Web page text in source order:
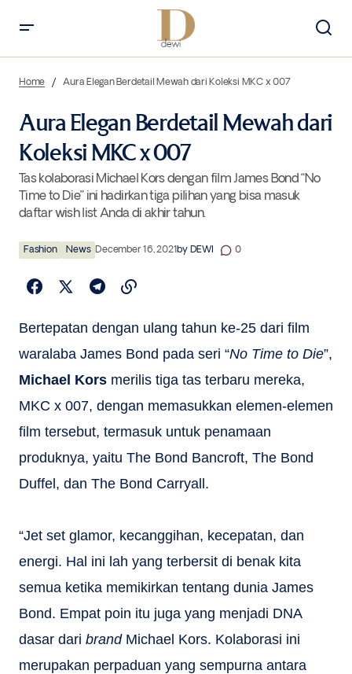
Home Aura Elegan Berdetail Mewah dari Koleksi MKC x 007
Aura Elegan Berdetail Mewah dari
Koleksi MKC x 007
Tas kolaborasi Michael Kors dengan film James Bond “No
Time to Die” ini hadirkan tiga pilihan yang bisa masuk
daftar wish list Anda di akhir tahun.
Fashion News December 16, 2021by DEWI 0
Bertepatan dengan ulang tahun ke-25 dari film
waralaba James Bond pada seri “No Time to Die”,
Michael Kors merilis tiga tas terbaru mereka,
MKC x 007, dengan memasukkan elemen-elemen
film tersebut, termasuk untuk penamaan
produknya, yaitu The Bond Bancroft, The Bond
Duffel, dan The Bond Carryall.
“Jet set glamor, kecanggihan, kecepatan, dan
energi. Hal ini lah yang terbersit di benak kita
semua ketika memikirkan tentang dunia James
Bond. Empat poin itu juga yang menjadi DNA
dasar dari brandMichael Kors. Kolaborasi ini
merupakan perpaduan yang sempurna antara